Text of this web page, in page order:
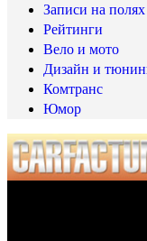
Записи на полях
Рейтинги
Вело и мото
Дизайн и
Комтранс
Юмор